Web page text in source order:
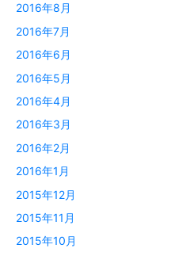
2016年8月
2016年7月
2016年6月
2016年5月
2016年4月
2016年3月
2016年2月
2016年1月
2015年12月
2015年11月
2015年10月